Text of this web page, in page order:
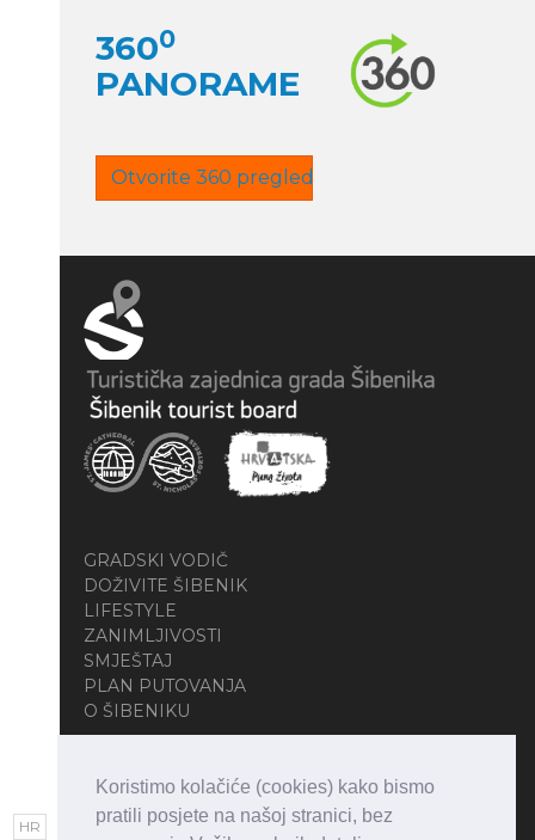
Koristimo kolačiće (cookies) kako bismo
pratili posjete na našoj stranici, bez
HR
3600
PANORAME
Otvorite 360 pregled
GRADSKI VODIČ
DOŽIVITE ŠIBENIK
LIFESTYLE
ZANIMLJIVOSTI
SMJEŠTAJ
PLAN PUTOVANJA
O ŠIBENIKU